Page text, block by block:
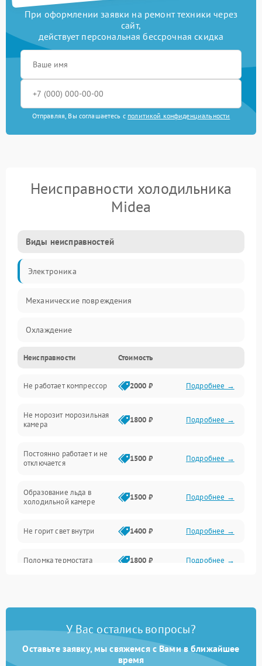
При оформлении заявки на ремонт техники через
сайт,
действует персональная бессрочная скидка
Отправляя, Вы соглашаетесь с политикой конфиденциальности
Неисправности холодильника
Midea
Виды неисправностей
Электроника
Механические повреждения
Охлаждение
Механика
Электропитание
Дренаж
Неисправности Стоимость
Не работает компрессор 2000 ₽ Подробнее →
Не морозит морозильная
камера
1800 ₽ Подробнее →
Постоянно работает и не
отключается
1500 ₽ Подробнее →
Образование льда в
холодильной камере
1500 ₽ Подробнее →
Не горит свет внутри 1400 ₽ Подробнее →
Поломка термостата 1800 ₽ Подробнее →
Образование конденсата
1800 ₽ Подробнее →
У Вас остались вопросы?
Оставьте заявку, мы свяжемся с Вами в ближайшее
время